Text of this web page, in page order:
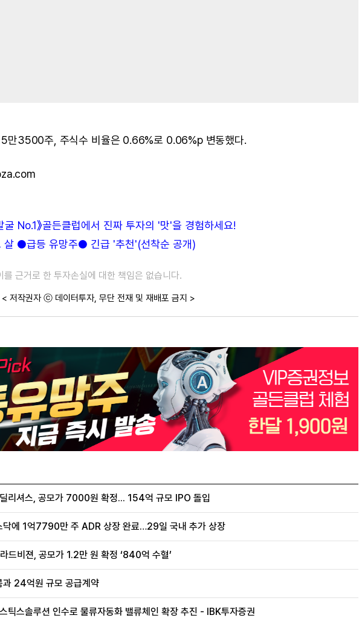
만3500주, 주식수 비율은 0.66%로 0.06%p 변동했다.
No.1》골든클럽에서 진짜 투자의 '맛'을 경험하세요!
●급등 유망주● 긴급 '추천'(선착순 공개)
근거로 한 투자손실에 대한 책임은 없습니다.
< 저작권자 ⓒ 데이터투자, 무단 전재 및 재배포 금지 >
리셔스, 공모가 7000원 확정... 154억 규모 IPO 돌입
닥에 1억7790만 주 ADR 상장 완료…29일 국내 추가 상장
드비젼, 공모가 1.2만 원 확정 ‘840억 수혈’
과 24억원 규모 공급계약
틱스솔루션 인수로 물류자동화 밸류체인 확장 추진 - IBK투자증권